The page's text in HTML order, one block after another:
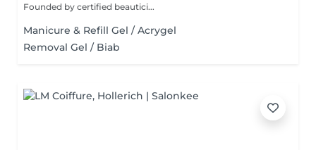
Founded by certified beautici...
Manicure & Refill Gel / Acrygel
Removal Gel / Biab